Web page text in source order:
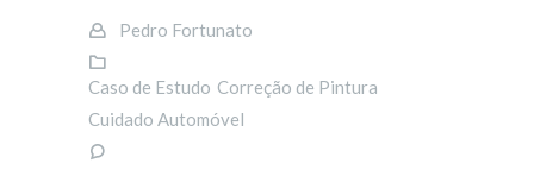
Pedro Fortunato
Caso de Estudo Correção de Pintura
Cuidado Automóvel